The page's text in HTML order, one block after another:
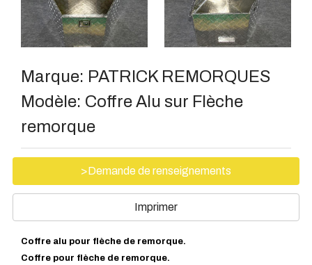
Marque: PATRICK REMORQUES
Modèle: Coffre Alu sur Flèche
remorque
>Demande de renseignements
Imprimer
Coffre alu pour flèche de remorque.
Coffre pour flèche de remorque.